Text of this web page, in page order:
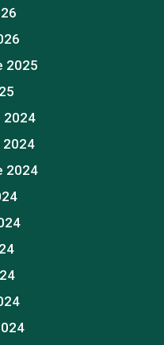
2025
2024
2024
2024